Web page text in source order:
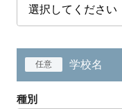
任意 学校名
種別